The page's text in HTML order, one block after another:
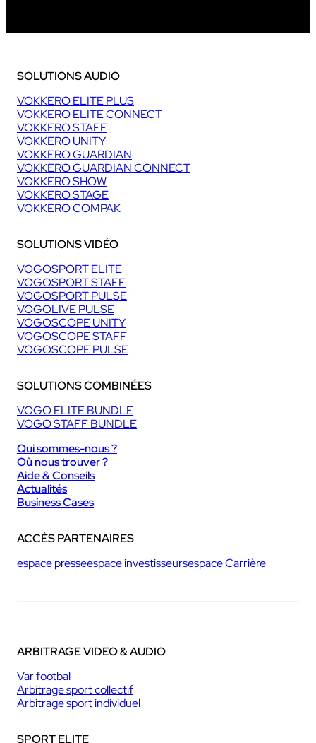
SOLUTIONS AUDIO
VOKKERO ELITE PLUS
VOKKERO ELITE CONNECT
VOKKERO STAFF
VOKKERO UNITY
VOKKERO GUARDIAN
VOKKERO GUARDIAN CONNECT
VOKKERO SHOW
VOKKERO STAGE
VOKKERO COMPAK
SOLUTIONS VIDÉO
VOGOSPORT ELITE
VOGOSPORT STAFF
VOGOSPORT PULSE
VOGOLIVE PULSE
VOGOSCOPE UNITY
VOGOSCOPE STAFF
VOGOSCOPE PULSE
SOLUTIONS COMBINÉES
VOGO ELITE BUNDLE
VOGO STAFF BUNDLE
Qui sommes-nous ?
Où nous trouver ?
Aide & Conseils
Actualités
Business Cases
ACCÈS PARTENAIRES
espace presseespace investisseursespace Carrière
ARBITRAGE VIDEO & AUDIO
Var footbal
Arbitrage sport collectif
Arbitrage sport individuel
SPORT ELITE